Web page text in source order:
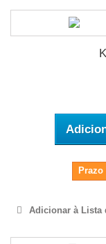
Adicionar à Lista